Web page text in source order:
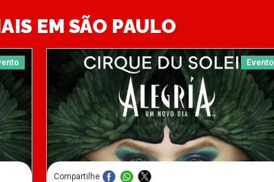
EM SÃO PAULO
Evento
Compartilhe